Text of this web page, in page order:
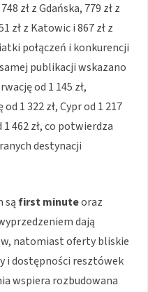
zł z Gdańska, 779 zł z
zł z Katowic i 867 zł z
połączeń i konkurencji
publikacji wskazano
od 1 145 zł,
1 322 zł, Cypr od 1 217
1 462 zł, co potwierdza
destynacji
sąfirst minuteoraz
dają
natomiast oferty bliskie
i dostępności resztówek
wspiera rozbudowana